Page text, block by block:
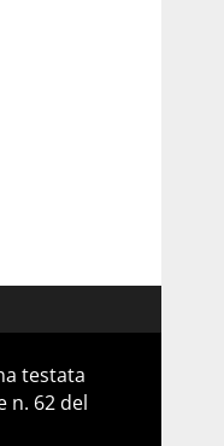
testata
n. 62 del